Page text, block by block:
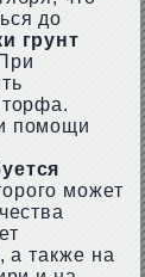
до
грунт
помощи
может
а также на